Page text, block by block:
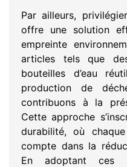
Par ailleurs,
offre une solution
empreinte
articles tels que
bouteilles d’eau
production de
contribuons à la
Cette approche
durabilité, où
compte dans la
En adoptant ces